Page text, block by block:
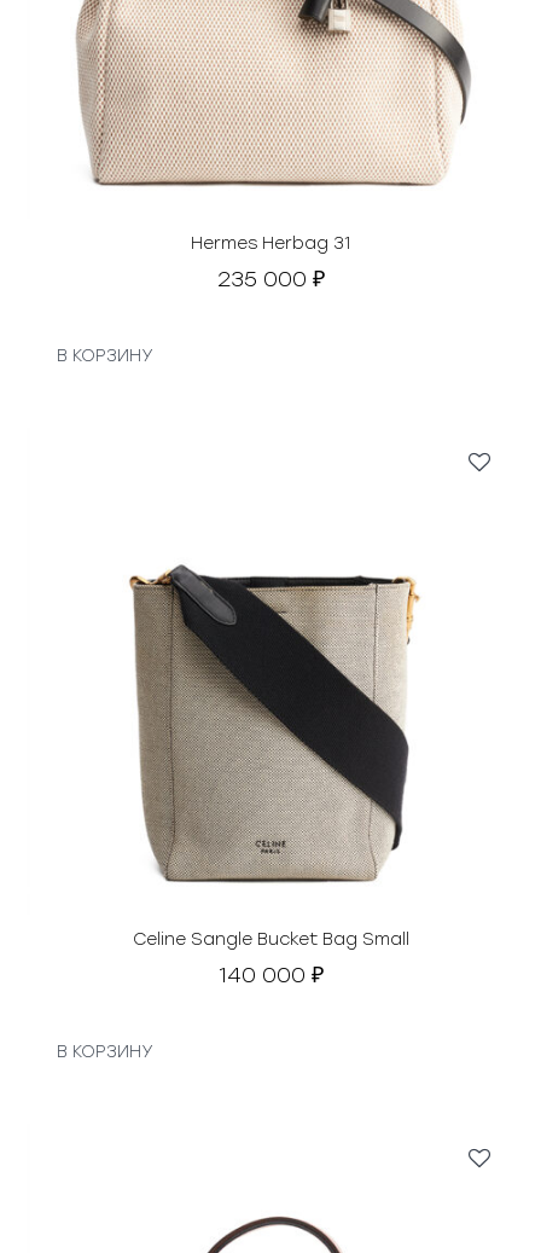
Hermes Herbag 31
235 000 ₽
В КОРЗИНУ
Celine Sangle Bucket Bag Small
140 000 ₽
В КОРЗИНУ